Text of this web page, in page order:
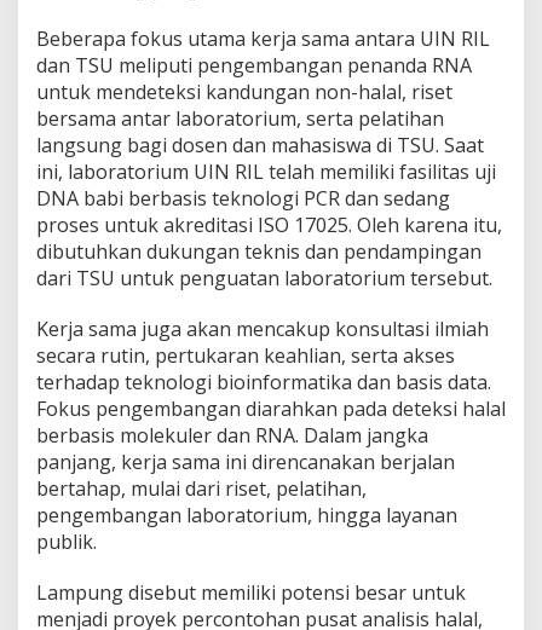
R
i
s
e
H
a
l
a
l
Beberapa fokus utama kerja sama antara UIN RIL
dan TSU meliputi pengembangan penanda RNA
untuk mendeteksi kandungan non-halal, riset
bersama antar laboratorium, serta pelatihan
langsung bagi dosen dan mahasiswa di TSU. Saat
ini, laboratorium UIN RIL telah memiliki fasilitas uji
DNA babi berbasis teknologi PCR dan sedang
proses untuk akreditasi ISO 17025. Oleh karena itu,
dibutuhkan dukungan teknis dan pendampingan
dari TSU untuk penguatan laboratorium tersebut.
Kerja sama juga akan mencakup konsultasi ilmiah
secara rutin, pertukaran keahlian, serta akses
terhadap teknologi bioinformatika dan basis data.
Fokus pengembangan diarahkan pada deteksi halal
berbasis molekuler dan RNA. Dalam jangka
panjang, kerja sama ini direncanakan berjalan
bertahap, mulai dari riset, pelatihan,
pengembangan laboratorium, hingga layanan
publik.
Lampung disebut memiliki potensi besar untuk
menjadi proyek percontohan pusat analisis halal,